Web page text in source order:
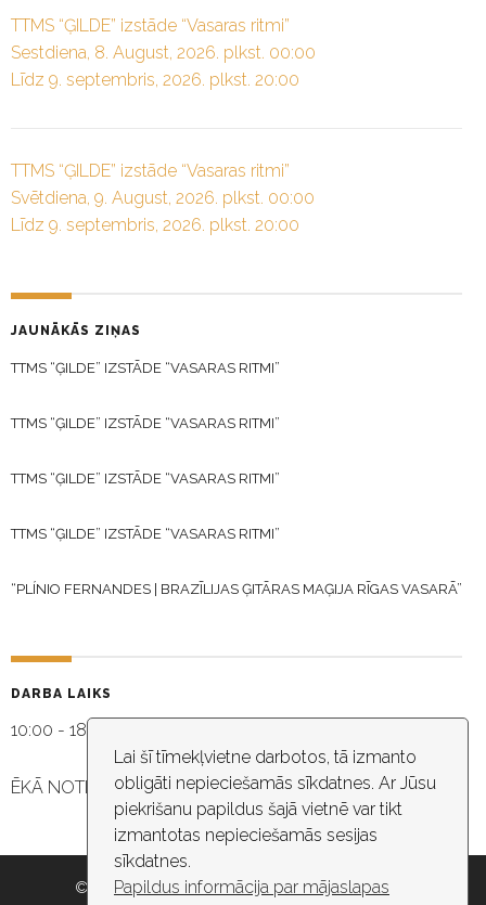
Lai šī tīmekļvietne darbotos, tā izmanto
obligāti nepieciešamās sīkdatnes. Ar Jūsu
piekrišanu papildus šajā vietnē var tikt
izmantotas nepieciešamās sesijas
sīkdatnes.
Papildus informācija par mājaslapas
TTMS “ĢILDE” izstāde “Vasaras ritmi”
Sestdiena, 8. August, 2026. plkst. 00:00
Līdz 9. septembris, 2026. plkst. 20:00
TTMS “ĢILDE” izstāde “Vasaras ritmi”
Svētdiena, 9. August, 2026. plkst. 00:00
Līdz 9. septembris, 2026. plkst. 20:00
JAUNĀKĀS ZIŅAS
TTMS “ĢILDE” IZSTĀDE “VASARAS RITMI”
TTMS “ĢILDE” IZSTĀDE “VASARAS RITMI”
TTMS “ĢILDE” IZSTĀDE “VASARAS RITMI”
TTMS “ĢILDE” IZSTĀDE “VASARAS RITMI”
“PLÍNIO FERNANDES | BRAZĪLIJAS ĢITĀRAS MAĢIJA RĪGAS VASARĀ”
DARBA LAIKS
10:00 - 18:30
ĒKĀ NOTIEK VIDEO NOVĒROŠANA
© 2026 Rīgas pašvaldība, Rīgas valstspilsētas